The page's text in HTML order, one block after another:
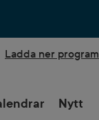
Ladda ner program
Nytt